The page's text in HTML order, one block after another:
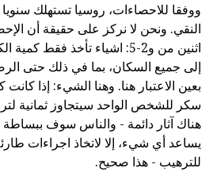
النقي. ونحن لا نركز على حقيقة أن
اثنين من و2-5: اشياء تأخذ
إلى جميع السكان، بما في ذلك حتى
بعين الاعتبار هنا. وهنا الشيء: إذا
سكر للشخص الواحد سيتجاوز ثمانية
هناك آثار دائمة - والناس سوف
يساعد أي شيء، إلا لاتخاذ اجراءات
للترهيب - هذا صحيح.